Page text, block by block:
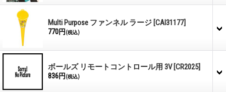
Multi Purpose ファンネル ラージ [CAI31177]
770円 (税込)
ボールズ リモートコントロール用 3V [CR2025]
836円 (税込)